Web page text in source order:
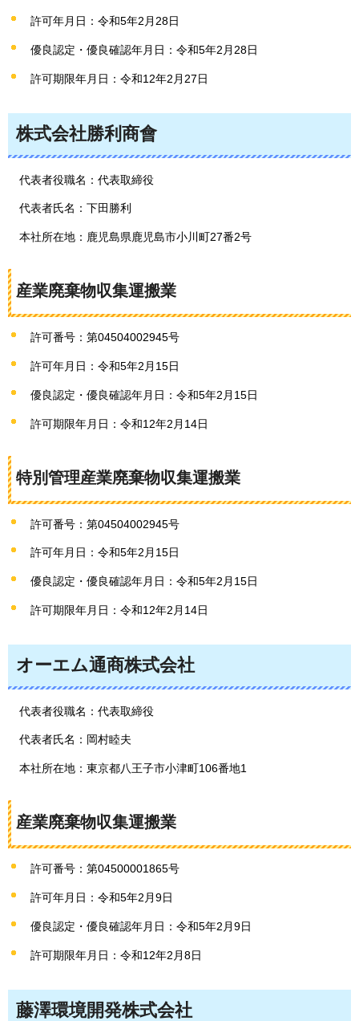
許可年月日：令和5年2月28日
優良認定・優良確認年月日：令和5年2月28日
許可期限年月日：令和12年2月27日
株式会社勝利商會
代表者役職名：代表取締役
代表者氏名：下田勝利
本社所在地：鹿児島県鹿児島市小川町27番2号
産業廃棄物収集運搬業
許可番号：第04504002945号
許可年月日：令和5年2月15日
優良認定・優良確認年月日：令和5年2月15日
許可期限年月日：令和12年2月14日
特別管理産業廃棄物収集運搬業
許可番号：第04504002945号
許可年月日：令和5年2月15日
優良認定・優良確認年月日：令和5年2月15日
許可期限年月日：令和12年2月14日
オーエム通商株式会社
代表者役職名：代表取締役
代表者氏名：岡村睦夫
本社所在地：東京都八王子市小津町106番地1
産業廃棄物収集運搬業
許可番号：第04500001865号
許可年月日：令和5年2月9日
優良認定・優良確認年月日：令和5年2月9日
許可期限年月日：令和12年2月8日
藤澤環境開発株式会社